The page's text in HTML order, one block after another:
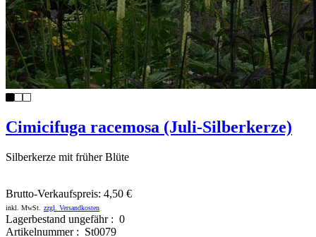
Cimicifuga racemosa (Juli-Silberkerze)
Silberkerze mit früher Blüte
Brutto-Verkaufspreis: 4,50 €
inkl. MwSt. zzgl. Versandkosten
Lagerbestand ungefähr : 0
Artikelnummer : St0079